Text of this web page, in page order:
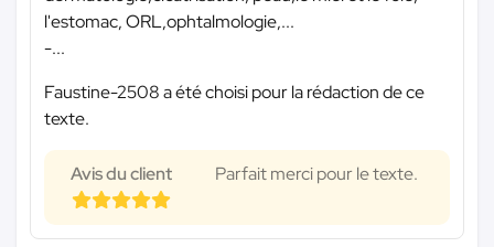
l'estomac, ORL,ophtalmologie,...
-...
Faustine-2508 a été choisi pour la rédaction de ce
texte.
Avis du client Parfait merci pour le texte.